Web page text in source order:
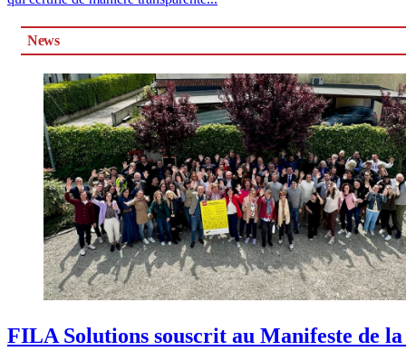
News
FILA Solutions souscrit au Manifeste de